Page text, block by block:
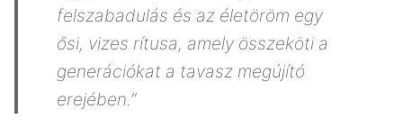
felszabadulás és az életöröm egy
ősi, vizes rítusa, amely összeköti a
generációkat a tavasz megújító
erejében.”